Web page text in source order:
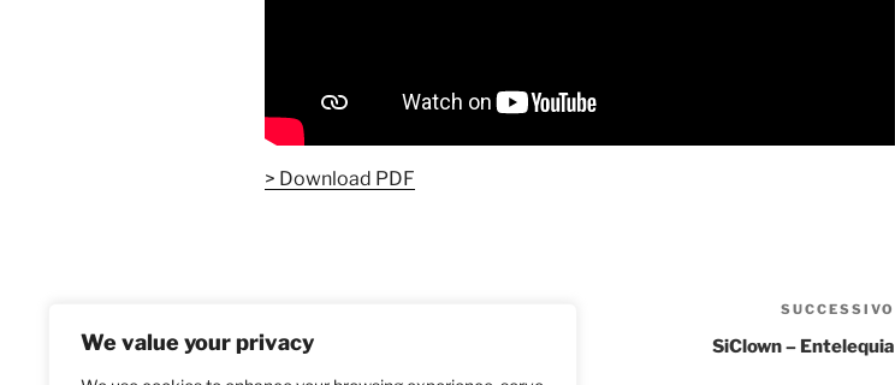
We value your privacy
> Download PDF
articoli
precedente:
SiClown – Ullalla trailer 2023
SUCCESSIVO
SiClown – Entelequia